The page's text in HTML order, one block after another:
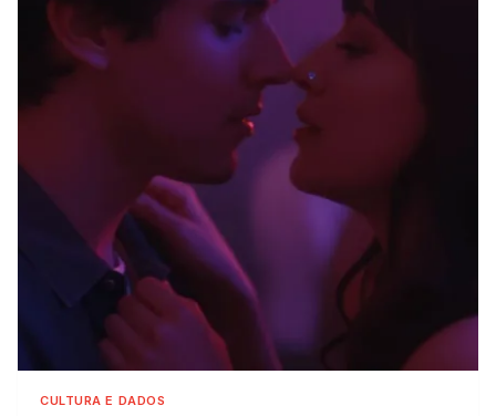
CULTURA E DADOS